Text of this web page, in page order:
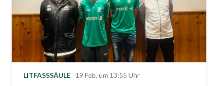
LITFASSSÄULE 19 Feb. um 13:55 Uhr